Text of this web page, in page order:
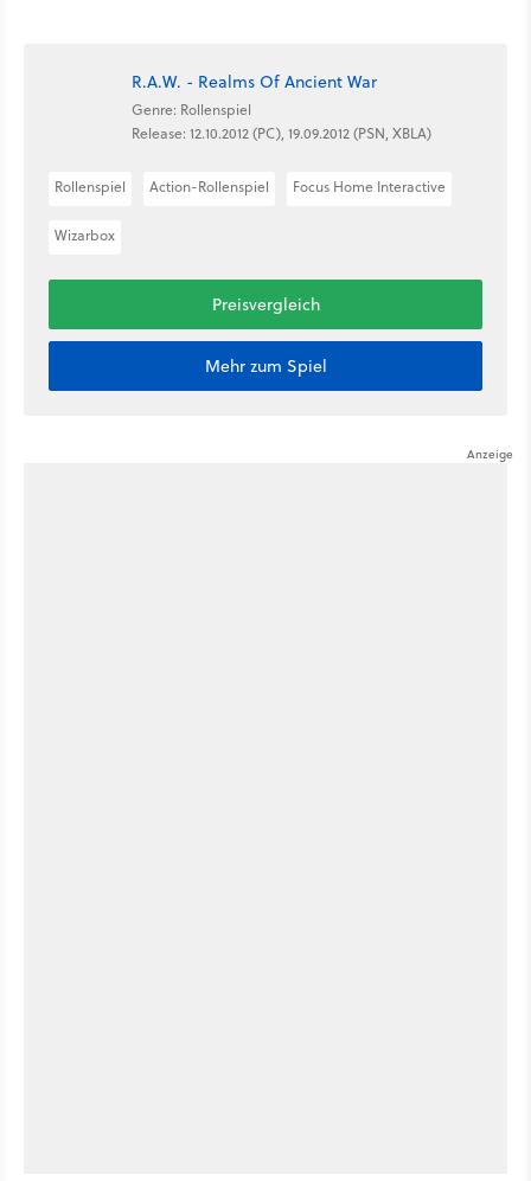
R.A.W. - Realms Of Ancient War
Genre: Rollenspiel
Release: 12.10.2012 (PC), 19.09.2012 (PSN, XBLA)
Rollenspiel Action-Rollenspiel Focus Home Interactive
Wizarbox
Preisvergleich
Mehr zum Spiel